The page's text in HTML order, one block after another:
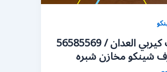
رقم حداد غرف كيربي العدان / 56585569
شينكو مخازن شبره